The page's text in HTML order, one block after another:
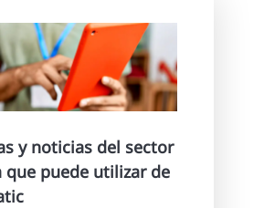
y noticias del sector
puede utilizar de